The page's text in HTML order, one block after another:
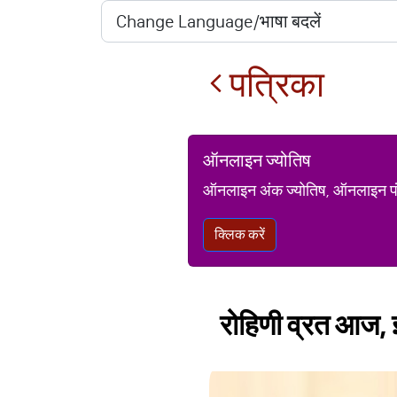
पत्रिका
ऑनलाइन ज्योतिष
ऑनलाइन अंक ज्योतिष, ऑनलाइन
क्लिक करें
रोहिणी व्रत